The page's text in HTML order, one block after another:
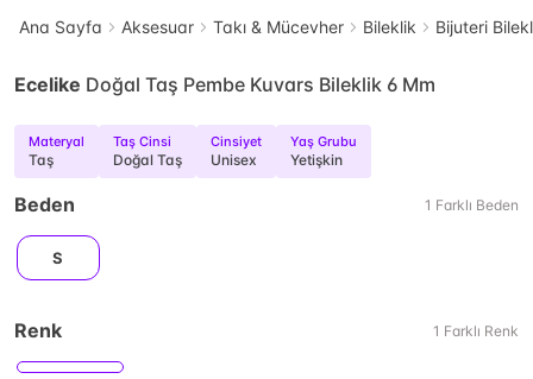
Ana Sayfa Aksesuar Takı & Mücevher Bileklik Bijuteri
Ecelike Doğal Taş Pembe Kuvars Bileklik 6 Mm
Materyal
Taş
Taş Cinsi
Doğal Taş
Cinsiyet
Unisex
Yaş Grubu
Yetişkin
Beden 1 Farklı Beden
S
Renk 1 Farklı Renk